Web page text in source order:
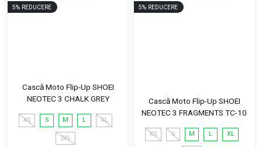
5% REDUCERE
Cască Moto Flip-Up SHOEI
NEOTEC 3 CHALK GREY
XS S M L XL
2XL
5% REDUCERE
Cască Moto Flip-Up SHOEI
NEOTEC 3 FRAGMENTS TC-10
XS S M L XL